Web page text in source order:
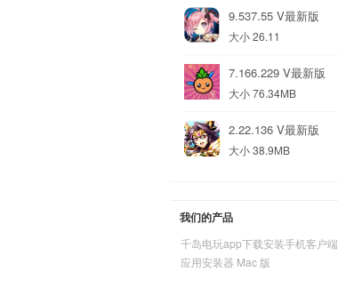
9.537.55 V最新版
大小 26.11
7.166.229 V最新版
大小 76.34MB
2.22.136 V最新版
大小 38.9MB
我们的产品
千岛电玩app下载安装手机客户端
应用安装器 Mac 版